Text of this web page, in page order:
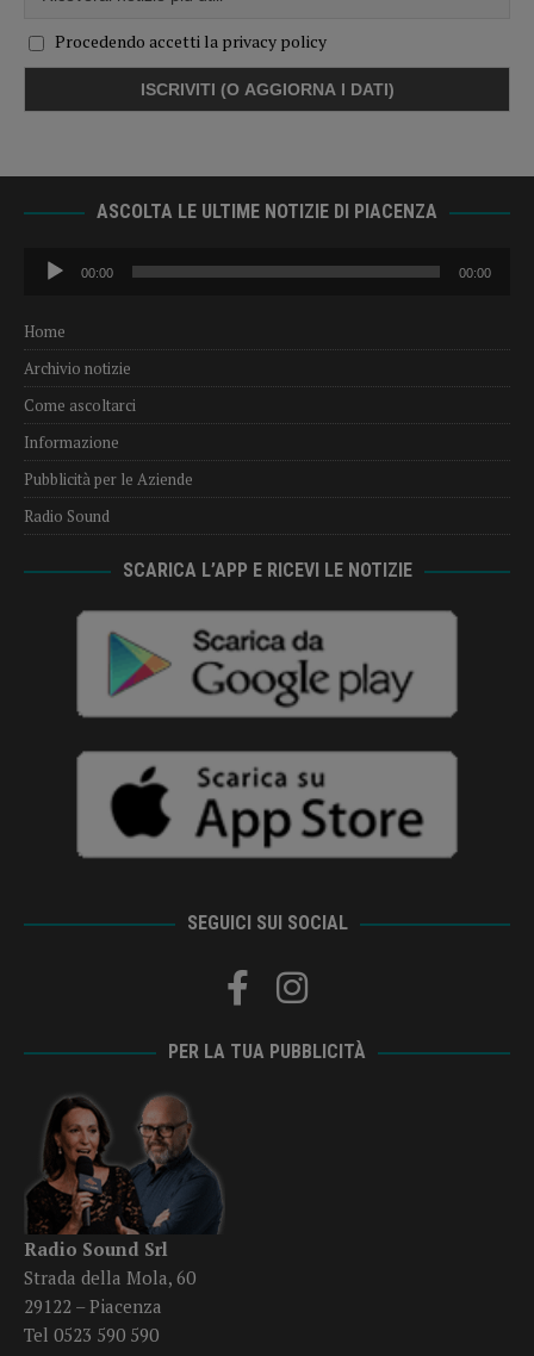
Procedendo accetti la privacy policy
ASCOLTA LE ULTIME NOTIZIE DI PIACENZA
Audio
Player
00:00 00:00
Home
Archivio notizie
Come ascoltarci
Informazione
Pubblicità per le Aziende
Radio Sound
SCARICA L’APP E RICEVI LE NOTIZIE
SEGUICI SUI SOCIAL
PER LA TUA PUBBLICITÀ
Radio Sound Srl
Strada della Mola, 60
29122 – Piacenza
Tel 0523 590 590